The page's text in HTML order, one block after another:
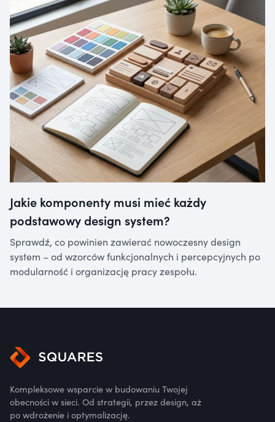
Jakie komponenty musi mieć każdy
podstawowy design system?
Sprawdź, co powinien zawierać nowoczesny design
system – od wzorców funkcjonalnych i percepcyjnych po
modularność i organizację pracy zespołu.
Kompleksowe wsparcie w budowaniu Twojej
obecności w sieci. Od strategii, przez design, aż
po wdrożenie i optymalizację.